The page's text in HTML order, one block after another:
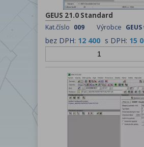
GEUS 21.0 Standard
Kat.číslo 009 Výrobce
bez DPH: 12 400 s DPH: 15